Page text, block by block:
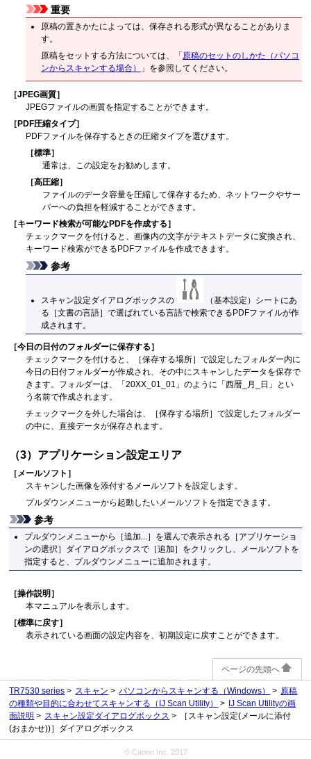
重要
原稿の置きかたによっては、保存される形式が異なることがありま
す。
原稿をセットする方法については、「 原稿のセットのしかた（パソコ
ンからスキャンする場合）
」を参照してください。
［JPEG画質］
JPEGファイルの画質を指定することができます。
［PDF圧縮タイプ］
PDFファイルを保存するときの圧縮タイプを選びます。
［標準］
通常は、この設定をお勧めします。
［高圧縮］
ファイルのデータ容量を圧縮して保存するため、ネットワークやサー
バーへの負担を軽減することができます。
［キーワード検索が可能なPDFを作成する］
チェックマークを付けると、画像内の文字がテキストデータに変換され、
キーワード検索ができるPDFファイルを作成できます。
参考
スキャン設定ダイアログボックスの
（基本設定）シートにあ
る［文書の言語］で選ばれている言語で検索できるPDFファイルが作
成されます。
［今日の日付のフォルダーに保存する］
チェックマークを付けると、［保存する場所］で設定したフォルダー内に
今日の日付フォルダーが作成され、その中にスキャンしたデータを保存で
きます。 フォルダーは、「20XX_01_01」のように「西暦_月_日」とい
う名前で作成されます。
チェックマークを外した場合は、［保存する場所］で設定したフォルダー
の中に、直接データが保存されます。
（3）アプリケーション設定エリア
［メールソフト ］
スキャンした画像を添付するメールソフトを設定します。
プルダウンメニューから起動したいメールソフトを指定できます。
参考
プルダウンメニューから［追加...］を選んで表示される［ アプリケーショ
ンの選択 ］ダイアログボックスで［追加 ］をクリックし、メールソフトを
指定すると、プルダウンメニューに追加されます。
［操作説明 ］
本マニュアルを表示します。
［標準に戻す］
表示されている画面の設定内容を、初期設定に戻すことができます。
ページの先頭へ
TR7530 series スキャン パソコンからスキャンする （Windows）
原稿
の種類や目的に合わせてスキャンする（IJ Scan Utility）
IJ Scan Utilityの画
面説明
スキャン設定ダイアログボックス
［スキャン設定(メールに添付
(おまかせ))］ダイアログボックス
© Canon Inc. 2017